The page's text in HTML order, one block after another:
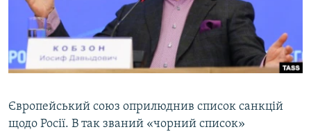
ВІДЕОУРОКИ «ELIFBE»
СВІДЧЕННЯ ОКУПАЦІЇ
УКРАЇНСЬКА ПРОБЛЕМА КРИМУ
Русский
Qırımtatar
Європейський союз оприлюднив список санкцій
щодо Росії. В так званий «чорний список»